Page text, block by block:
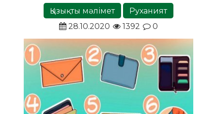
Қызықты мәлімет
Руханият
28.10.2020
1392 0